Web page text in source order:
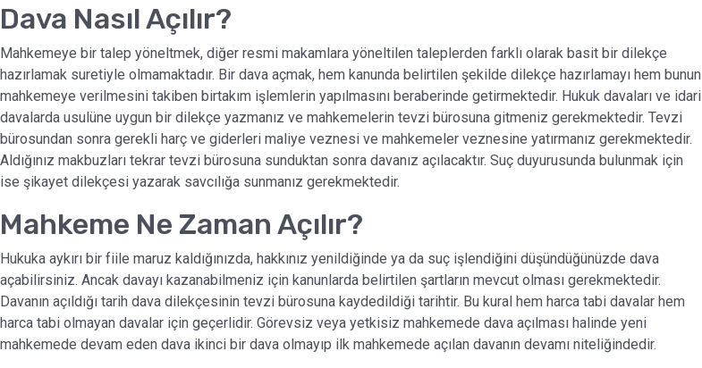
Dava Nasıl Açılır?
Mahkemeye bir talep yöneltmek, diğer resmi makamlara yöneltilen taleplerden farklı olarak basit bir dilekçe
hazırlamak suretiyle olmamaktadır. Bir dava açmak, hem kanunda belirtilen şekilde dilekçe hazırlamayı hem bunun
mahkemeye verilmesini takiben birtakım işlemlerin yapılmasını beraberinde getirmektedir. Hukuk davaları ve idari
davalarda usulüne uygun bir dilekçe yazmanız ve mahkemelerin tevzi bürosuna gitmeniz gerekmektedir. Tevzi
bürosundan sonra gerekli harç ve giderleri maliye veznesi ve mahkemeler veznesine yatırmanız gerekmektedir.
Aldığınız makbuzları tekrar tevzi bürosuna sunduktan sonra davanız açılacaktır. Suç duyurusunda bulunmak için
ise şikayet dilekçesi yazarak savcılığa sunmanız gerekmektedir.
Mahkeme Ne Zaman Açılır?
Hukuka aykırı bir fiile maruz kaldığınızda, hakkınız yenildiğinde ya da suç işlendiğini düşündüğünüzde dava
açabilirsiniz. Ancak davayı kazanabilmeniz için kanunlarda belirtilen şartların mevcut olması gerekmektedir.
Davanın açıldığı tarih dava dilekçesinin tevzi bürosuna kaydedildiği tarihtir. Bu kural hem harca tabi davalar hem
harca tabi olmayan davalar için geçerlidir. Görevsiz veya yetkisiz mahkemede dava açılması halinde yeni
mahkemede devam eden dava ikinci bir dava olmayıp ilk mahkemede açılan davanın devamı niteliğindedir.